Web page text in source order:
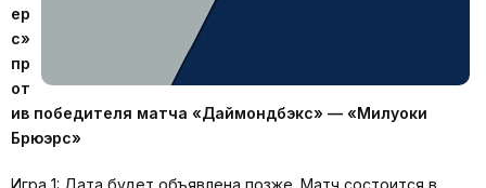
ер
с»
пр
от
ив победителя матча «Даймондбэкс» — «Милуоки
Брюэрс»
Игра 1: Дата будет объявлена позже. Матч состоится в